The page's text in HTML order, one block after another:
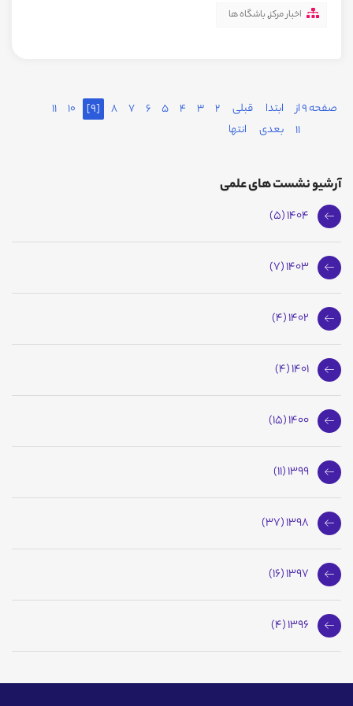
اخبار مرکز,باشگاه ها
صفحه 9 از
11
ابتدا قبلی 2
3
4
5
6
7
8
[9]
10
11
بعدی
انتها
آرشیو نشست های علمی
1404 (5)
1403 (7)
1402 (4)
1401 (4)
1400 (15)
1399 (11)
1398 (37)
1397 (16)
1396 (4)